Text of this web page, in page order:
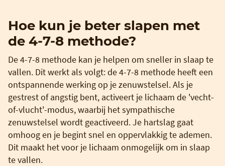
Hoe kun je beter slapen met
de 4-7-8 methode?
De 4-7-8 methode kan je helpen om sneller in slaap te
vallen. Dit werkt als volgt: de 4-7-8 methode heeft een
ontspannende werking op je zenuwstelsel. Als je
gestrest of angstig bent, activeert je lichaam de 'vecht-
of-vlucht'-modus, waarbij het sympathische
zenuwstelsel wordt geactiveerd. Je hartslag gaat
omhoog en je begint snel en oppervlakkig te ademen.
Dit maakt het voor je lichaam onmogelijk om in slaap
te vallen.